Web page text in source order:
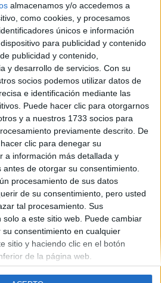
almacenamos y/o accedemos a
como cookies, y procesamos
únicos e información
para publicidad y contenido
publicidad y contenido,
y desarrollo de servicios. Con su
socios podemos utilizar datos de
e identificación mediante las
Puede hacer clic para otorgarnos
y a nuestros 1733 socios para
previamente descrito. De
clic para denegar su
a información más detallada y
de otorgar su consentimiento.
procesamiento de sus datos
de su consentimiento, pero usted
tal procesamiento. Sus
a este sitio web. Puede cambiar
consentimiento en cualquier
sitio y haciendo clic en el botón
de la página web.
47, 28006 Madrid